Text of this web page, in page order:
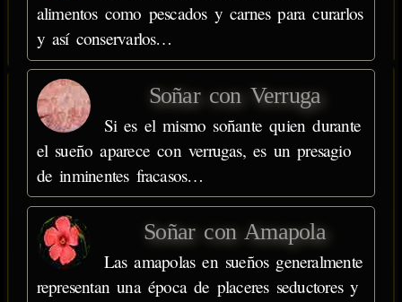
alimentos como pescados y carnes para curarlos
y así conservarlos…
Soñar con Verruga
Si es el mismo soñante quien durante
el sueño aparece con verrugas, es un presagio
de inminentes fracasos…
Soñar con Amapola
Las amapolas en sueños generalmente
representan una época de placeres seductores y